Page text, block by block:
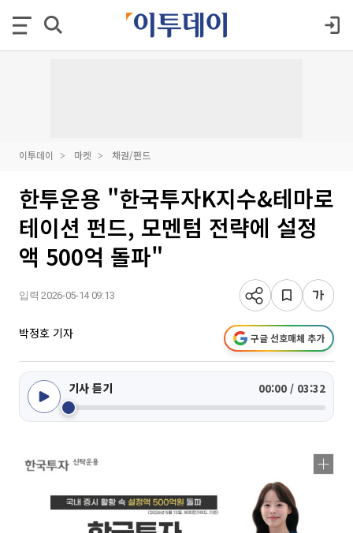
이투데이 마켓 채권/펀드
한투운용 "한국투자K지수&테마로
테이션 펀드, 모멘텀 전략에 설정
액 500억 돌파"
입력 2026-05-14 09:13
박정호 기자 구글 선호매체 추가
기사 듣기 00:00 / 03:32